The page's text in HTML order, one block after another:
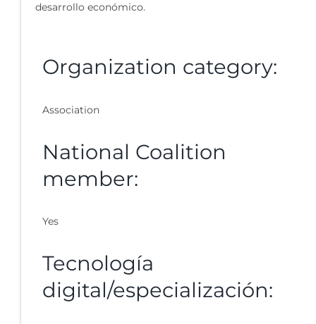
desarrollo económico.
Organization category:
Association
National Coalition
member:
Yes
Tecnología
digital/especialización: